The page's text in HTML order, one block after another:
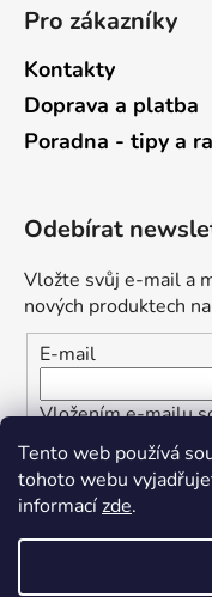
Tento web používá
tohoto webu
informacízde.
Pro zákazníky
Kontakty
Doprava a platba
Poradna - tipy a
Odebírat
Vložte svůj e-mail a
nových produktech
E-mail
Vložením e-mailu
osobních údajů
PŘIHLÁSIT SE